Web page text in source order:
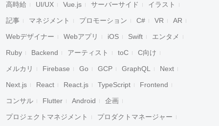
高時給 UI/UX Vue.js サーバーサイド イラスト
記事 マネジメント プロモーション C# VR AR
Webデザイナー Webアプリ iOS Swift エンタメ
Ruby Backend アーティスト toC C向け
メルカリ Firebase Go GCP GraphQL Next
Next.js React React.js TypeScript Frontend
コンサル Flutter Android 企画
プロジェクトマネジメント プロダクトマネージャー